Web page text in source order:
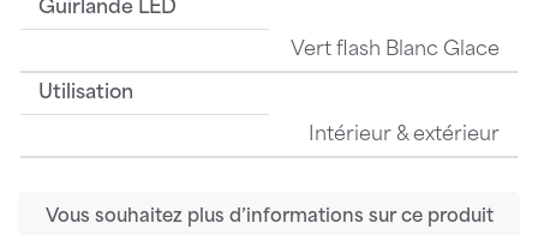
Guirlande LED
Vert flash Blanc Glace
Utilisation
Intérieur & extérieur
Vous souhaitez plus d’informations sur ce produit